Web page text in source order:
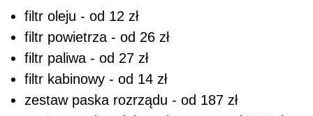
filtr oleju - od 12 zł
filtr powietrza - od 26 zł
filtr paliwa - od 27 zł
filtr kabinowy - od 14 zł
zestaw paska rozrządu - od 187 zł